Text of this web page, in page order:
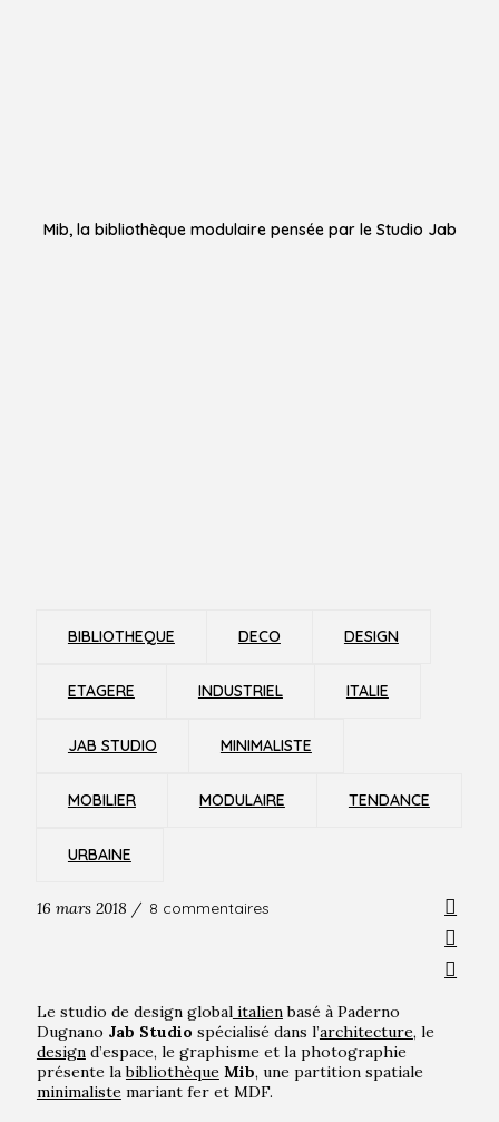
Mib, la bibliothèque modulaire pensée par le Studio Jab
BIBLIOTHEQUE DECO DESIGN
ETAGERE INDUSTRIEL ITALIE
JAB STUDIO MINIMALISTE
MOBILIER MODULAIRE TENDANCE
URBAINE
16 mars 2018 / 8 commentaires
Le studio de design globalitalienbasé à Paderno
Dugnano Jab Studio spécialisé dans l’architecture, le
designd’espace, le graphisme et la photographie
présente labibliothèque Mib, une partition spatiale
minimalistemariant fer et MDF.